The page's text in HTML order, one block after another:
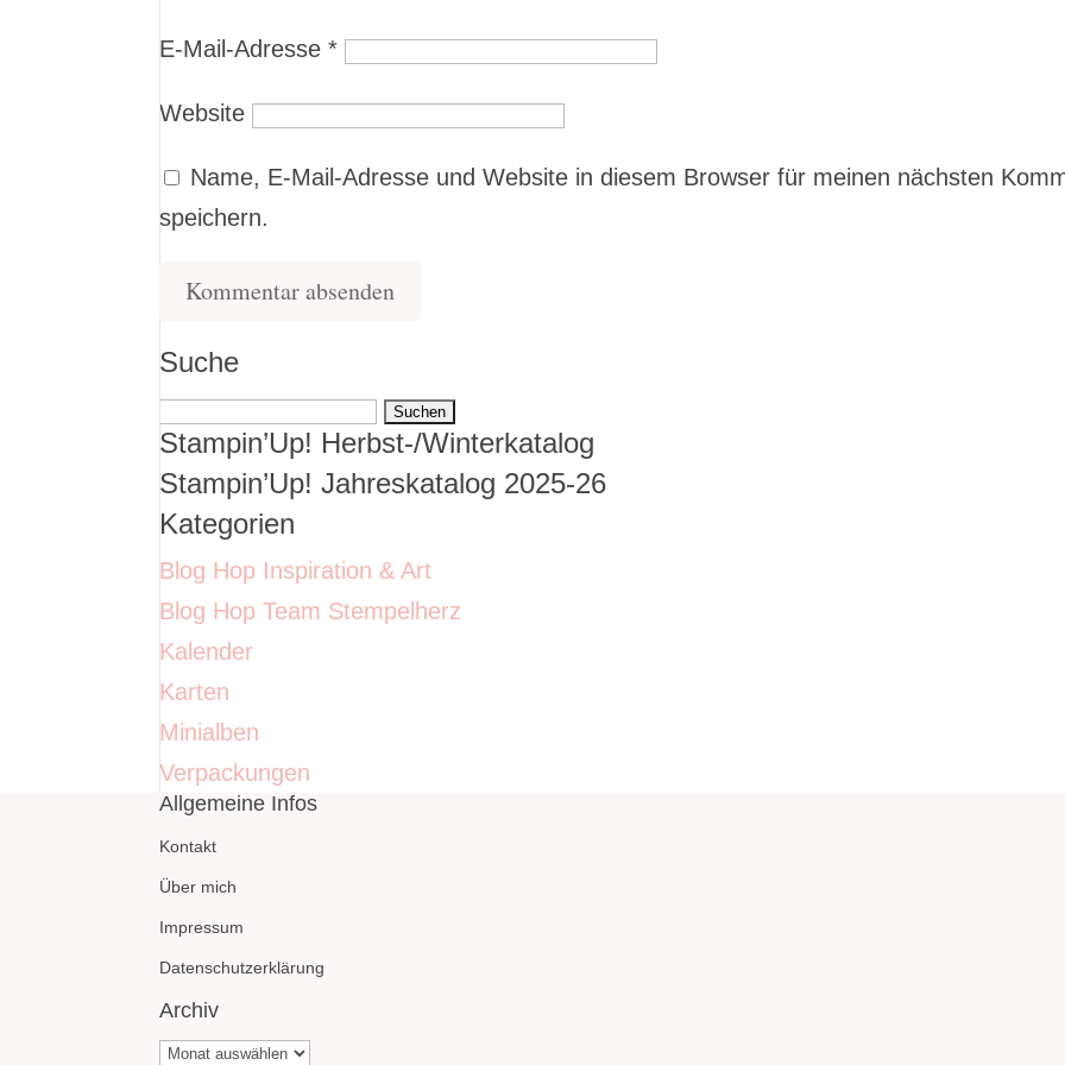
E-Mail-Adresse*
Website
Name, E-Mail-Adresse und Website in diesem Browser für meinen nächsten
speichern.
Suche
Suchen
nach:
Stampin’Up! Herbst-/Winterkatalog
Stampin’Up! Jahreskatalog 2025-26
Kategorien
Blog Hop Inspiration & Art
Blog Hop Team Stempelherz
Kalender
Karten
Minialben
Verpackungen
Allgemeine Infos
Kontakt
Über mich
Impressum
Datenschutzerklärung
Archiv
Archiv